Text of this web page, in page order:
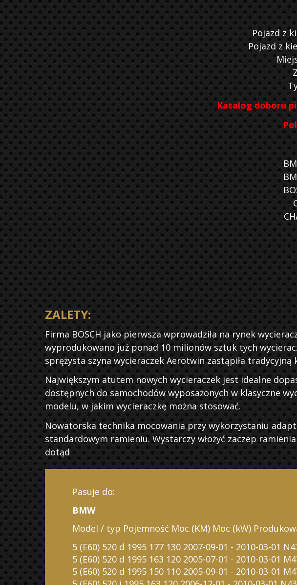
Pojazd z
Pojazd z
Katalog doboru
ZALETY:
Firma BOSCH jako pierwsza wprowadziła na rynek
wyprodukowano już ponad 10 milionów sztuk tych
sprężysta szyna wycieraczek Aerotwin zastąpiła
Największym atutem nowych wycieraczek jest idealne
dostępnych do samochodów wyposażonych w klasyczne
modelu, w jakim wycieraczkę można stosować.
Nowatorska technika mocowania przy wykorzystaniu
standardowym ramieniu. Wystarczy włożyć zaczep
dotąd
Pasuje do:
BMW
Model / typ Pojemność Moc (KM) Moc (kW)
5 (E60) 520 d 1995 177 130 2007-09-01 - 2010-03-01
5 (E60) 520 d 1995 163 120 2005-07-01 - 2010-03-01
5 (E60) 520 d 1995 150 110 2005-09-01 - 2010-03-01